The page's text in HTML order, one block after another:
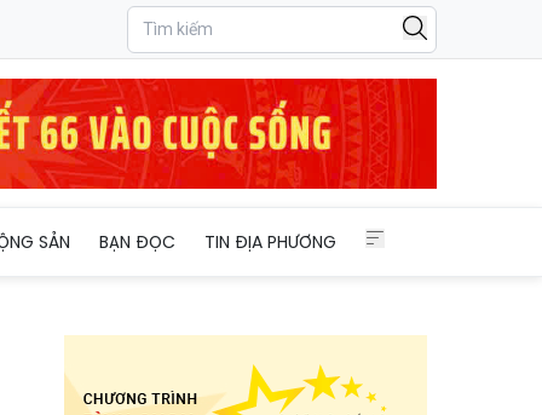
SẢN BẠN ĐỌC TIN ĐỊA PHƯƠNG